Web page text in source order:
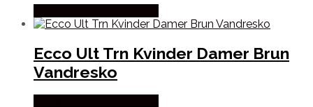
Ecco Ult Trn Kvinder Damer Brun
Vandresko